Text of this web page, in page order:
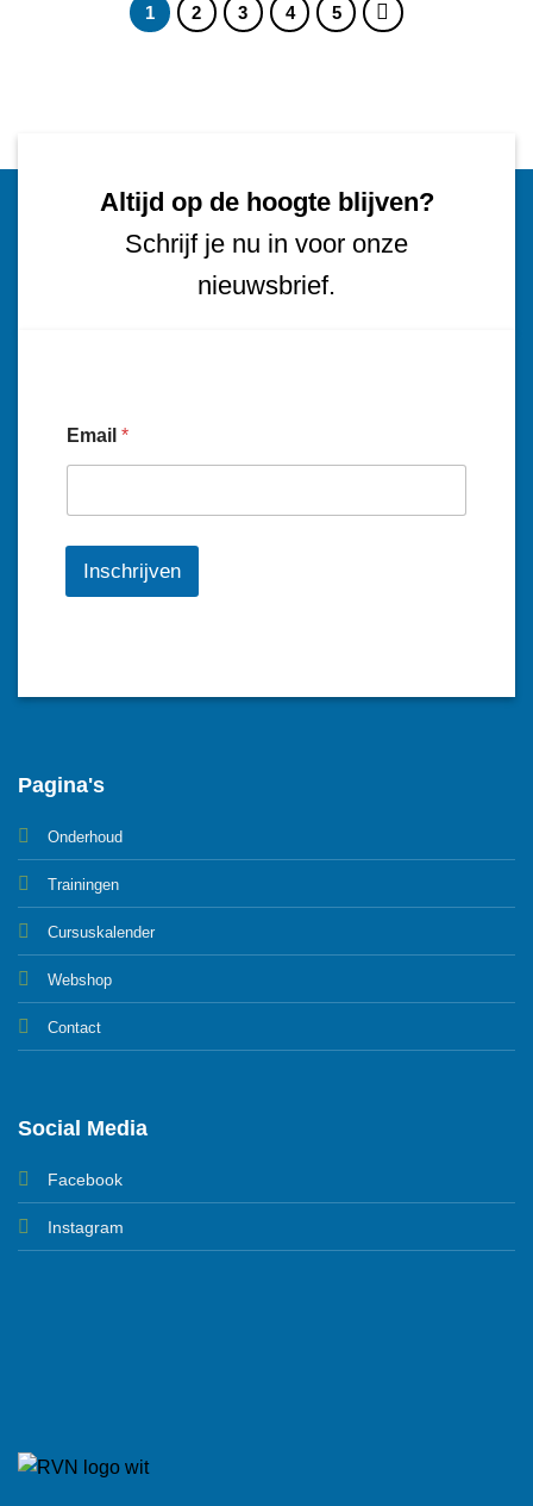
1 2 3 4 5
Altijd op de hoogte blijven?
Schrijf je nu in voor onze
nieuwsbrief.
Email *
Inschrijven
Pagina's
Onderhoud
Trainingen
Cursuskalender
Webshop
Contact
Social Media
Facebook
Instagram